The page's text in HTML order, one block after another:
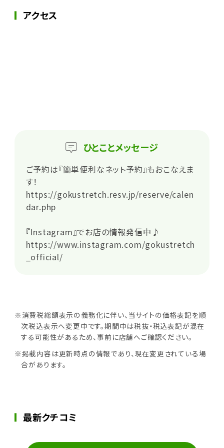
アクセス
ひとことメッセージ
ご予約は『簡単便利なネット予約』もおこなえま
す！
https://gokustretch.resv.jp/reserve/calen
dar.php
『Instagram』でお店の情報発信中♪
https://www.instagram.com/gokustretch
_official/
※消費税総額表示の義務化に伴い、当サイトの価格表記を順
次税込表示へ変更中です。期間中は税抜・税込表記が混在
する可能性があるため、事前に店舗へご確認ください。
※掲載内容は更新時点の情報であり、現在変更されている場
合があります。
最新クチコミ